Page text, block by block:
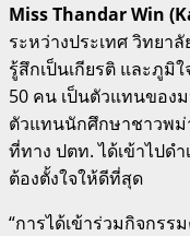
Miss Thandar Win
ระหว่างประเทศ วิทยา
รู้สึกเป็นเกียรติ และภูมิ
50 คน เป็นตัวแทนของ
ตัวแทนนักศึกษาชาวพม่
ที่ทาง ปตท. ได้เข้าไปด
ต้องตั้งใจให้ดีที่สุด
“การได้เข้าร่วมกิจกรร